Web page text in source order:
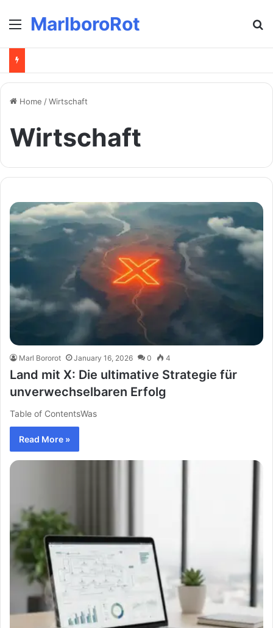
MenuMarlboroRot
Home /Wirtschaft
Wirtschaft
Marl Bororot January 16, 2026 0 4
Land mit X: Die ultimative Strategie für
unverwechselbaren Erfolg
Table of ContentsWas
Read More »